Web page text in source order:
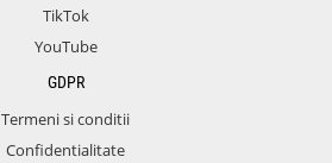
TikTok
YouTube
GDPR
Termeni si conditii
Confidentialitate